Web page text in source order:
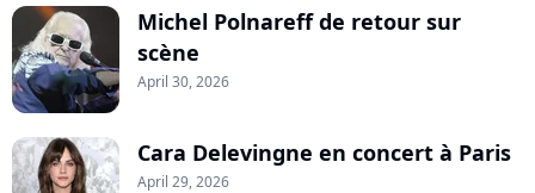
Michel Polnareff de retour sur
scène
April 30, 2026
Cara Delevingne en concert à Paris
April 29, 2026